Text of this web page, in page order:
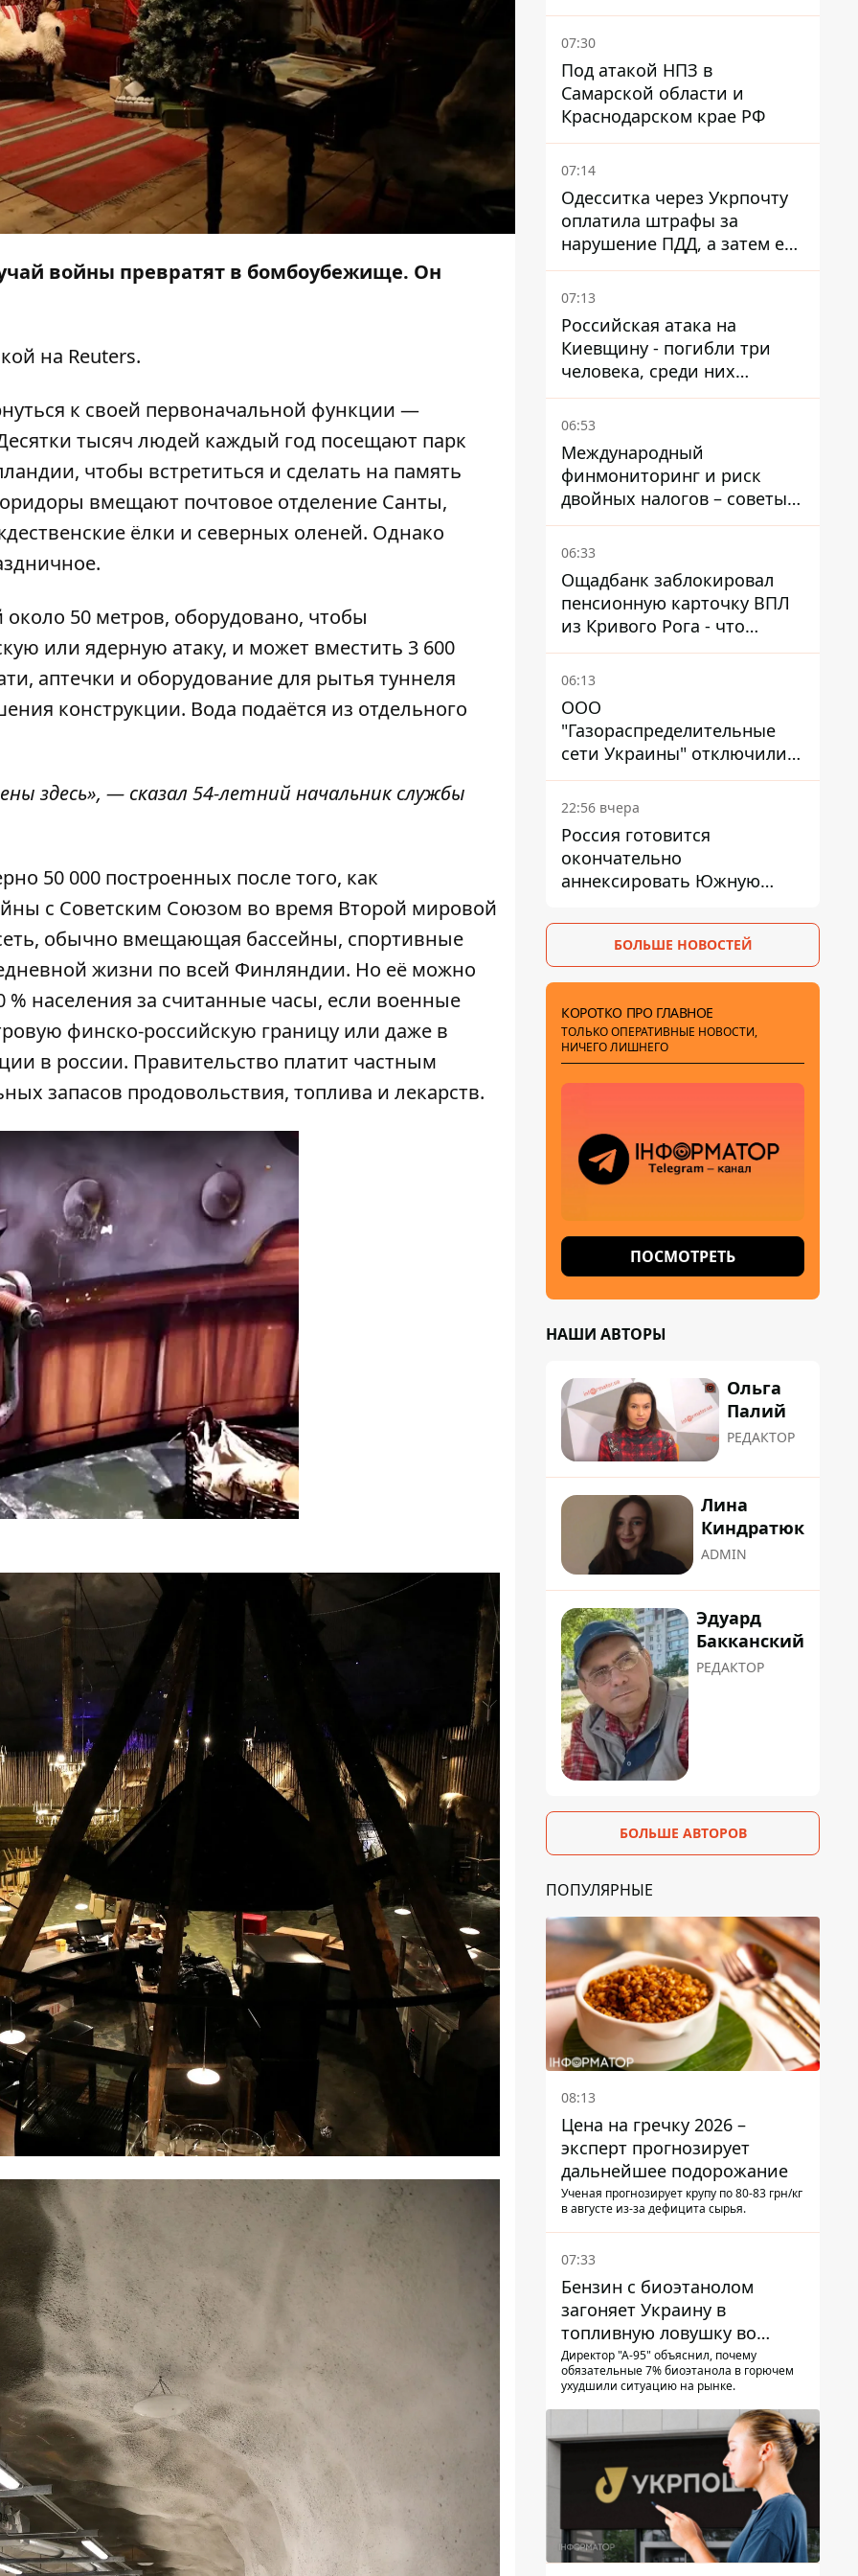
войны превратят в бомбоубежище. Он
на Reuters.
к своей первоначальной функции —
тысяч людей каждый год посещают парк
чтобы встретиться и сделать на память
вмещают почтовое отделение Санты,
ёлки и северных оленей. Однако
50 метров, оборудовано, чтобы
или ядерную атаку, и может вместить 3 600
аптечки и оборудование для рытья туннеля
конструкции. Вода подаётся из отдельного
здесь», — сказал 54-летний начальник службы
50 000 построенных после того, как
с Советским Союзом во время Второй мировой
обычно вмещающая бассейны, спортивные
жизни по всей Финляндии. Но её можно
населения за считанные часы, если военные
финско-российскую границу или даже в
в россии. Правительство платит частным
запасов продовольствия, топлива и лекарств.
время войны - Сергей Куюн
07:30
Под атакой НПЗ в
Самарской области и
Краснодарском крае РФ
07:14
Одесситка через Укрпочту
оплатила штрафы за
нарушение ПДД, а затем ее
счета заблокировали - в
чем причина и что решил
07:13
Российская атака на
Киевщину - погибли три
человека, среди них
ребенок 2022 года
рождения
06:53
Международный
финмониторинг и риск
двойных налогов – советы
украинцам в Польше
06:33
Ощадбанк заблокировал
пенсионную карточку ВПЛ
из Кривого Рога - что
решил суд
06:13
ООО
"Газораспределительные
сети Украины" отключили
львовянке газ - что решил
суд
22:56 вчера
Россия готовится
окончательно
аннексировать Южную
обеспокоены
БОЛЬШЕ НОВОСТЕЙ
КОРОТКО ПРО ГЛАВНОЕ
ТОЛЬКО ОПЕРАТИВНЫЕ НОВОСТИ,
НИЧЕГО ЛИШНЕГО
ПОСМОТРЕТЬ
НАШИ АВТОРЫ
Ольга
Палий
РЕДАКТОР
Лина
Киндратюк
ADMIN
Эдуард
Бакканский
РЕДАКТОР
БОЛЬШЕ АВТОРОВ
ПОПУЛЯРНЫЕ
08:13
Цена на гречку 2026 –
эксперт прогнозирует
дальнейшее подорожание
Ученая прогнозирует крупу по 80-83 грн/кг
в августе из-за дефицита сырья.
07:33
Бензин с биоэтанолом
загоняет Украину в
топливную ловушку во
время войны - Сергей Куюн
Директор "А-95" объяснил, почему
обязательные 7% биоэтанола в горючем
ухудшили ситуацию на рынке.